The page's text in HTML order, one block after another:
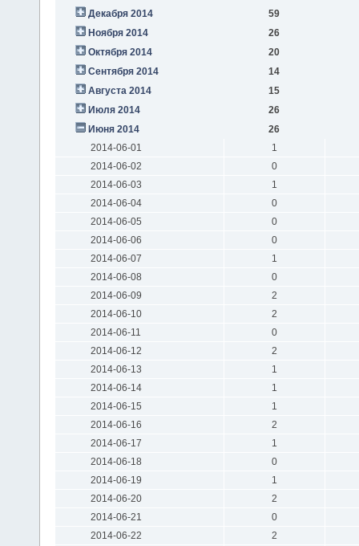
Декабря 2014
59
Ноября 2014
26
Октября 2014
20
Сентября 2014
14
Августа 2014
15
Июля 2014
26
Июня 2014
26
2014-06-01
1
2014-06-02
0
2014-06-03
1
2014-06-04
0
2014-06-05
0
2014-06-06
0
2014-06-07
1
2014-06-08
0
2014-06-09
2
2014-06-10
2
2014-06-11
0
2014-06-12
2
2014-06-13
1
2014-06-14
1
2014-06-15
1
2014-06-16
2
2014-06-17
1
2014-06-18
0
2014-06-19
1
2014-06-20
2
2014-06-21
0
2014-06-22
2